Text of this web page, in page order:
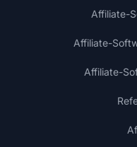
Affiliate-
Affiliate-
Affiliate-